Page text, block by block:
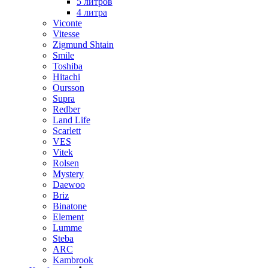
4 литра
Viconte
Vitesse
Zigmund Shtain
Smile
Toshiba
Hitachi
Oursson
Supra
Redber
Land Life
Scarlett
VES
Vitek
Rolsen
Mystery
Daewoo
Briz
Binatone
Element
Lumme
Steba
ARC
Kambrook